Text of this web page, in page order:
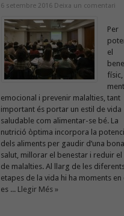
6 setembre 2016 Deixa un comentari
Per
el
físic,
emocional i prevenir malalties, tant
important és portar un estil de vida
saludable com alimentar-se bé. La
nutrició òptima incorpora la
dels aliments per gaudir d’una bona
salut, millorar el benestar i reduir el
de malalties. Al llarg de les
etapes de la vida hi ha moments en
es ... Llegir Més »